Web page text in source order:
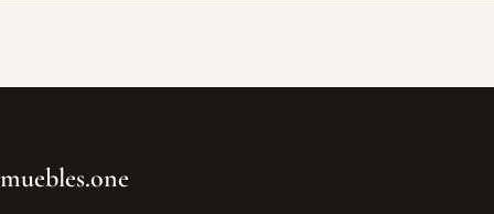
muebles.one